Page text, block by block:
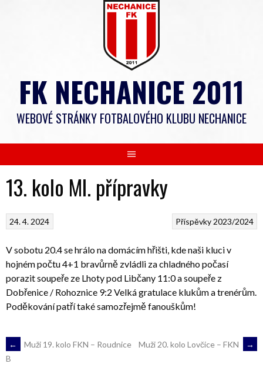
FK NECHANICE 2011
WEBOVÉ STRÁNKY FOTBALOVÉHO KLUBU NECHANICE
13. kolo Ml. přípravky
Příspěvky 2023/2024
24. 4. 2024
V sobotu 20.4 se hrálo na domácím hřišti, kde naši kluci v
hojném počtu 4+1 bravůrně zvládli za chladného počasí
porazit soupeře ze Lhoty pod Libčany 11:0 a soupeře z
Dobřenice / Rohoznice 9:2 Velká gratulace klukům a trenérům.
Poděkování patří také samozřejmě fanouškům!
POST
←
Muži 19. kolo FKN – Roudnice
B
Muži 20. kolo Lovčice – FKN →